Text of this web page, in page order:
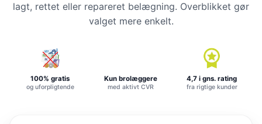
lagt, rettet eller repareret belægning. Overblikket gør
valget mere enkelt.
100% gratis
og uforpligtende
Kun brolæggere
med aktivt CVR
4,7 i gns. rating
fra rigtige kunder